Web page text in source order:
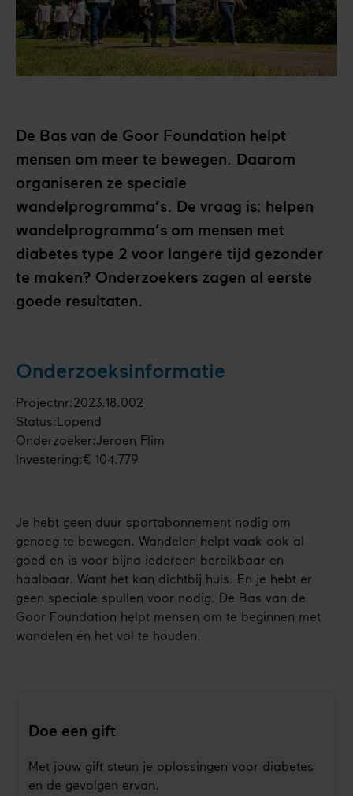
De Bas van de Goor Foundation helpt
mensen om meer te bewegen. Daarom
organiseren ze speciale
wandelprogramma’s. De vraag is: helpen
wandelprogramma’s om mensen met
diabetes type 2 voor langere tijd gezonder
te maken? Onderzoekers zagen al eerste
goede resultaten.
Onderzoeksinformatie
Projectnr 2023.18.002
Status Lopend
Onderzoeker Jeroen Flim
Investering € 104.779
Je hebt geen duur sportabonnement nodig om
genoeg te bewegen. Wandelen helpt vaak ook al
goed en is voor bijna iedereen bereikbaar en
haalbaar. Want het kan dichtbij huis. En je hebt er
geen speciale spullen voor nodig. De Bas van de
Goor Foundation helpt mensen om te beginnen met
wandelen én het vol te houden.
Doe een gift
Met jouw gift steun je oplossingen voor diabetes
en de gevolgen ervan.